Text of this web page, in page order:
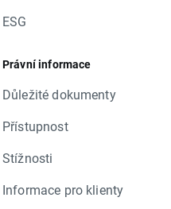
ESG
Právní informace
Důležité dokumenty
Přístupnost
Stížnosti
Informace pro klienty